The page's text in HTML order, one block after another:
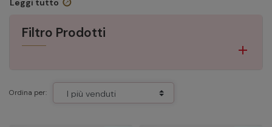
Leggi tutto
Filtro Prodotti
Ordina per: